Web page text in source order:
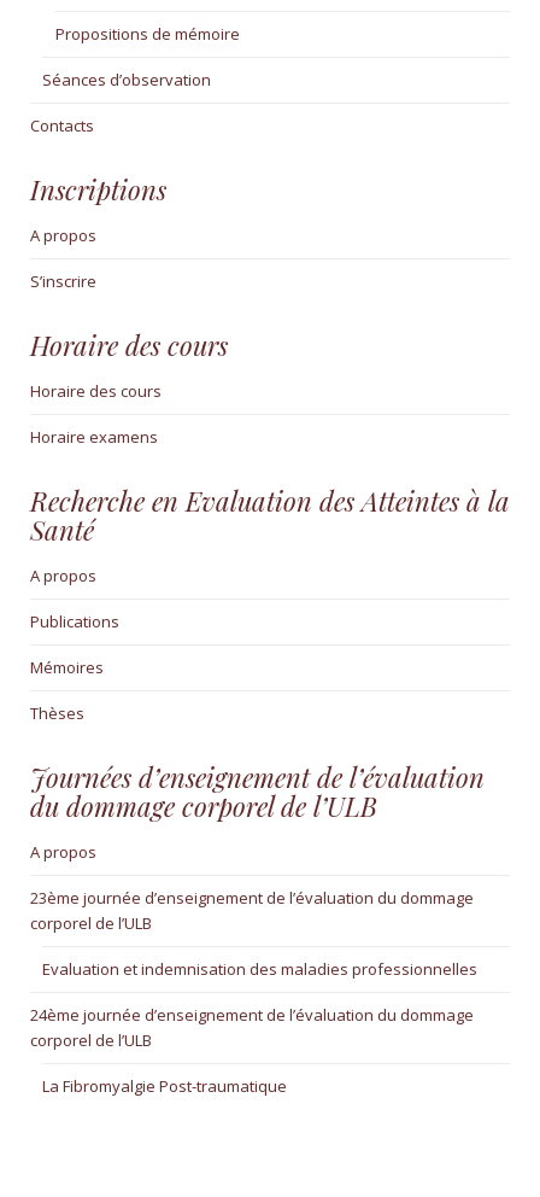
Propositions de mémoire
Séances d’observation
Contacts
Inscriptions
A propos
S’inscrire
Horaire des cours
Horaire des cours
Horaire examens
Recherche en Evaluation des Atteintes à la
Santé
A propos
Publications
Mémoires
Thèses
Journées d’enseignement de l’évaluation
du dommage corporel de l’ULB
A propos
23ème journée d’enseignement de l’évaluation du dommage
corporel de l’ULB
Evaluation et indemnisation des maladies professionnelles
24ème journée d’enseignement de l’évaluation du dommage
corporel de l’ULB
La Fibromyalgie Post-traumatique